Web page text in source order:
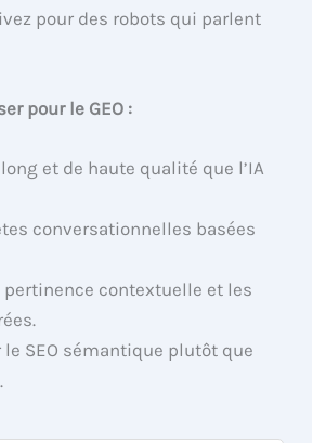
pour des robots qui parlent
pour le GEO :
et de haute qualité que l’IA
conversationnelles basées
contextuelle et les
SEO sémantique plutôt que